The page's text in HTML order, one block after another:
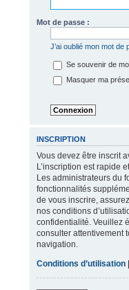
Mot de passe :
J’ai oublié mon mot de
Se souvenir de
Masquer ma
INSCRIPTION
Vous devez être inscrit
L’inscription est rapide
Les administrateurs du
fonctionnalités
de vous inscrire,
nos conditions
confidentialité. Veuillez
consulter attentivement
navigation.
Conditions d’utilisation|